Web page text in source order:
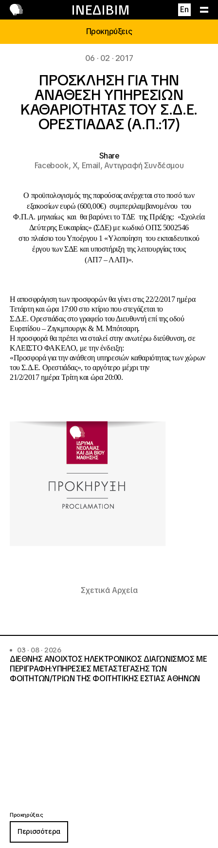
ΙΝΕΔΙΒΙΜ En
Επικοινωνία
Προκηρύξεις
06 · 02 · 2017
ΠΡΟΣΚΛΗΣΗ ΓΙΑ ΤΗΝ
ΑΝΑΘΕΣΗ ΥΠΗΡΕΣΙΩΝ
ΚΑΘΑΡΙΟΤΗΤΑΣ ΤΟΥ Σ.Δ.Ε.
ΟΡΕΣΤΙΑΔΑΣ (Α.Π.:17)
Share
Facebook,X, Email,Αντιγραφή Συνδέσμου
Ο προϋπολογισμός της παρούσας ανέρχεται στο ποσό των
εξακοσίων ευρώ (600,00€) συμπεριλαμβανομένου του
Φ.Π.Α. μηνιαίως και θα βαρύνει το ΤΔΕ της Πράξης: «Σχολεία
Δεύτερης Ευκαιρίας» (ΣΔΕ) με κωδικό ΟΠΣ 5002546
στο πλαίσιο του Υποέργου 1 «Υλοποίηση του εκπαιδευτικού
έργου των ΣΔΕ και υποστήριξη της λειτουργίας τους
(ΑΠ7 – ΛΑΠ)».
Η αποσφράγιση των προσφορών θα γίνει στις 22/2/2017 ημέρα
Τετάρτη και ώρα 17:00 στο κτίριο που στεγάζεται το
Σ.Δ.Ε. Ορεστιάδας στο γραφείο του Διευθυντή επί της οδού
Ευριπίδου – Ζιγκμπουργκ & Μ. Μπότσαρη.
Η προσφορά θα πρέπει να σταλεί στην ανωτέρω διεύθυνση, σε
ΚΛΕΙΣΤΟ ΦΑΚΕΛΟ, με την ένδειξη:
«Προσφορά για την ανάθεση υπηρεσιών καθαριότητας των χώρων
του Σ.Δ.Ε. Ορεστιάδας», το αργότερο μέχρι την
21/2/2017 ημέρα Τρίτη και ώρα 20:00.
Σχετικά Αρχεία
03 · 08 · 2026
ΔΙΕΘΝΗΣ ΑΝΟΙΧΤΟΣ ΗΛΕΚΤΡΟΝΙΚΟΣ ΔΙΑΓΩΝΙΣΜΟΣ ΜΕ
ΠΕΡΙΓΡΑΦΗ:ΥΠΗΡΕΣΙΕΣ METAΣΤΕΓΑΣΗΣ ΤΩΝ
ΦΟΙΤΗΤΩΝ/ΤΡΙΩΝ ΤΗΣ ΦΟΙΤΗΤΙΚΗΣ ΕΣΤΙΑΣ ΑΘΗΝΩΝ
Προκηρύξεις
Περισσότερα